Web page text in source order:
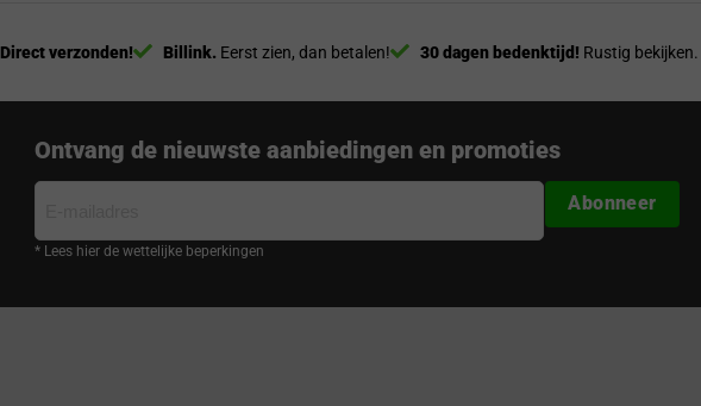
Direct verzonden! Billink. Eerst zien, dan betalen! 30 dagen bedenktijd! Rustig bekijken.
Ontvang de nieuwste aanbiedingen en promoties
* Lees hier de wettelijke beperkingen
Abonneer